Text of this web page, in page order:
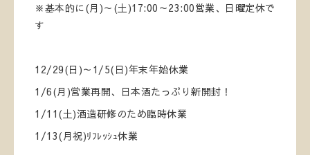
※基本的に(月)～(土)17:00～23:00営業、日曜定休で
す
12/29(日)～1/5(日)年末年始休業
1/6(月)営業再開、日本酒たっぷり新開封！
1/11(土)酒造研修のため臨時休業
1/13(月祝)ﾘﾌﾚｯｼｭ休業